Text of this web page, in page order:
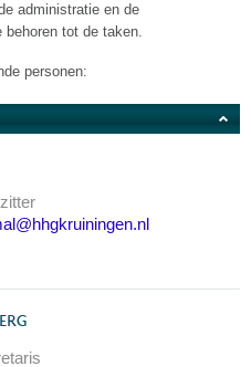
administratie en de
behoren tot de taken.
personen: